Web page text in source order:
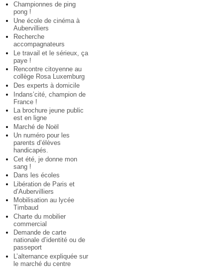
Championnes de ping
pong !
Une école de cinéma à
Aubervilliers
Recherche
accompagnateurs
Le travail et le sérieux, ça
paye !
Rencontre citoyenne au
collège Rosa Luxemburg
Des experts à domicile
Indans’cité, champion de
France !
La brochure jeune public
est en ligne
Marché de Noël
Un numéro pour les
parents d’élèves
handicapés.
Cet été, je donne mon
sang !
Dans les écoles
Libération de Paris et
d’Aubervilliers
Mobilisation au lycée
Timbaud
Charte du mobilier
commercial
Demande de carte
nationale d’identité ou de
passeport
L’alternance expliquée sur
le marché du centre